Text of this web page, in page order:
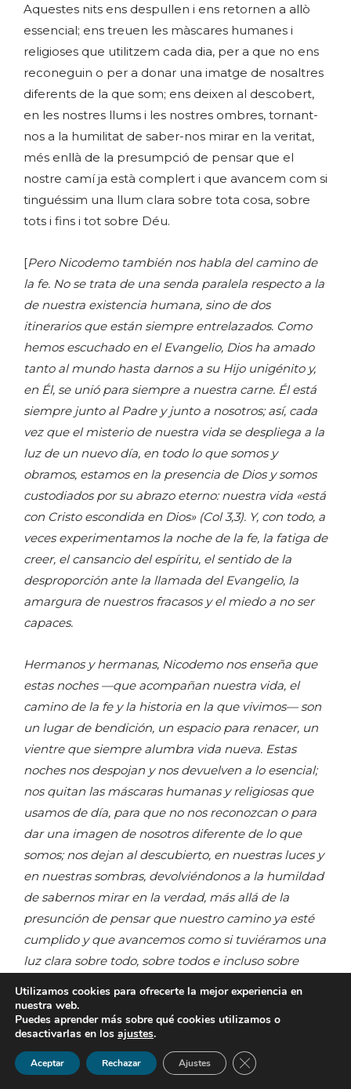
Aquestes nits ens despullen i ens retornen a allò
essencial; ens treuen les màscares humanes i
religioses que utilitzem cada dia, per a que no ens
reconeguin o per a donar una imatge de nosaltres
diferents de la que som; ens deixen al descobert,
en les nostres llums i les nostres ombres, tornant-
nos a la humilitat de saber-nos mirar en la veritat,
més enllà de la presumpció de pensar que el
nostre camí ja està complert i que avancem com si
tinguéssim una llum clara sobre tota cosa, sobre
tots i fins i tot sobre Déu.
[Pero Nicodemo también nos habla del camino de
la fe. No se trata de una senda paralela respecto a la
de nuestra existencia humana, sino de dos
itinerarios que están siempre entrelazados. Como
hemos escuchado en el Evangelio, Dios ha amado
tanto al mundo hasta darnos a su Hijo unigénito y,
en Él, se unió para siempre a nuestra carne. Él está
siempre junto al Padre y junto a nosotros; así, cada
vez que el misterio de nuestra vida se despliega a la
luz de un nuevo día, en todo lo que somos y
obramos, estamos en la presencia de Dios y somos
custodiados por su abrazo eterno: nuestra vida «está
con Cristo escondida en Dios» (Col 3,3). Y, con todo, a
veces experimentamos la noche de la fe, la fatiga de
creer, el cansancio del espíritu, el sentido de la
desproporción ante la llamada del Evangelio, la
amargura de nuestros fracasos y el miedo a no ser
capaces.
Hermanos y hermanas, Nicodemo nos enseña que
estas noches —que acompañan nuestra vida, el
camino de la fe y la historia en la que vivimos— son
un lugar de bendición, un espacio para renacer, un
vientre que siempre alumbra vida nueva. Estas
noches nos despojan y nos devuelven a lo esencial;
nos quitan las máscaras humanas y religiosas que
usamos de día, para que no nos reconozcan o para
dar una imagen de nosotros diferente de lo que
somos; nos dejan al descubierto, en nuestras luces y
en nuestras sombras, devolviéndonos a la humildad
de sabernos mirar en la verdad, más allá de la
presunción de pensar que nuestro camino ya esté
cumplido y que avancemos como si tuviéramos una
luz clara sobre todo, sobre todos e incluso sobre
Este “espacio vacío” que la noche crea, aun
cuando se presenta bajo la forma del sufrimiento o
de la insatisfacción, de la desilusión o de la
Utilizamos cookies para ofrecerte la mejor experiencia en
nuestra web.
Puedes aprender más sobre qué cookies utilizamos o
desactivarlas en los ajustes.
Aceptar Rechazar Ajustes Cerrar el banner de